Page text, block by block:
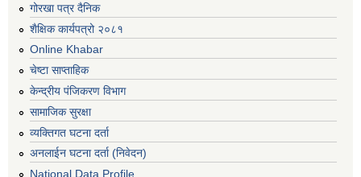
गोरखा पत्र दैनिक
शैक्षिक कार्यपत्रो २०८१
Online Khabar
चेष्टा साप्ताहिक
केन्द्रीय पंजिकरण विभाग
सामाजिक सुरक्षा
व्यक्तिगत घटना दर्ता
अनलाईन घटना दर्ता (निवेदन)
National Data Profile